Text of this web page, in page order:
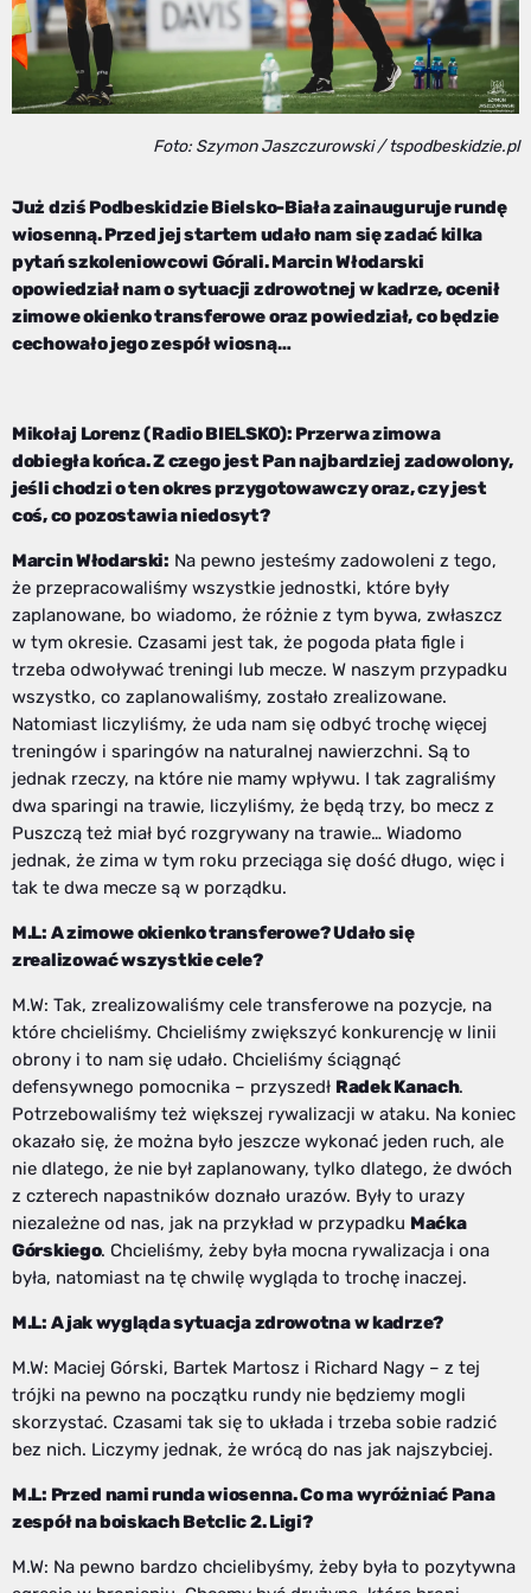
Foto: Szymon Jaszczurowski / tspodbeskidzie.pl
Już dziś Podbeskidzie Bielsko-Biała zainauguruje rundę
wiosenną. Przed jej startem udało nam się zadać kilka
pytań szkoleniowcowi Górali. Marcin Włodarski
opowiedział nam o sytuacji zdrowotnej w kadrze, ocenił
zimowe okienko transferowe oraz powiedział, co będzie
cechowało jego zespół wiosną…
Mikołaj Lorenz (Radio BIELSKO): Przerwa zimowa
dobiegła końca. Z czego jest Pan najbardziej zadowolony,
jeśli chodzi o ten okres przygotowawczy oraz, czy jest
coś, co pozostawia niedosyt?
Marcin Włodarski: Na pewno jesteśmy zadowoleni z tego,
że przepracowaliśmy wszystkie jednostki, które były
zaplanowane, bo wiadomo, że różnie z tym bywa, zwłaszcz
w tym okresie. Czasami jest tak, że pogoda płata figle i
trzeba odwoływać treningi lub mecze. W naszym przypadku
wszystko, co zaplanowaliśmy, zostało zrealizowane.
Natomiast liczyliśmy, że uda nam się odbyć trochę więcej
treningów i sparingów na naturalnej nawierzchni. Są to
jednak rzeczy, na które nie mamy wpływu. I tak zagraliśmy
dwa sparingi na trawie, liczyliśmy, że będą trzy, bo mecz z
Puszczą też miał być rozgrywany na trawie… Wiadomo
jednak, że zima w tym roku przeciąga się dość długo, więc i
tak te dwa mecze są w porządku.
M.L: A zimowe okienko transferowe? Udało się
zrealizować wszystkie cele?
M.W: Tak, zrealizowaliśmy cele transferowe na pozycje, na
które chcieliśmy. Chcieliśmy zwiększyć konkurencję w linii
obrony i to nam się udało. Chcieliśmy ściągnąć
defensywnego pomocnika – przyszedł Radek Kanach.
Potrzebowaliśmy też większej rywalizacji w ataku. Na koniec
okazało się, że można było jeszcze wykonać jeden ruch, ale
nie dlatego, że nie był zaplanowany, tylko dlatego, że dwóch
z czterech napastników doznało urazów. Były to urazy
niezależne od nas, jak na przykład w przypadku Maćka
Górskiego. Chcieliśmy, żeby była mocna rywalizacja i ona
była, natomiast na tę chwilę wygląda to trochę inaczej.
M.L: A jak wygląda sytuacja zdrowotna w kadrze?
M.W: Maciej Górski, Bartek Martosz i Richard Nagy – z tej
trójki na pewno na początku rundy nie będziemy mogli
skorzystać. Czasami tak się to układa i trzeba sobie radzić
bez nich. Liczymy jednak, że wrócą do nas jak najszybciej.
M.L: Przed nami runda wiosenna. Co ma wyróżniać Pana
zespół na boiskach Betclic 2. Ligi?
M.W: Na pewno bardzo chcielibyśmy, żeby była to pozytywna